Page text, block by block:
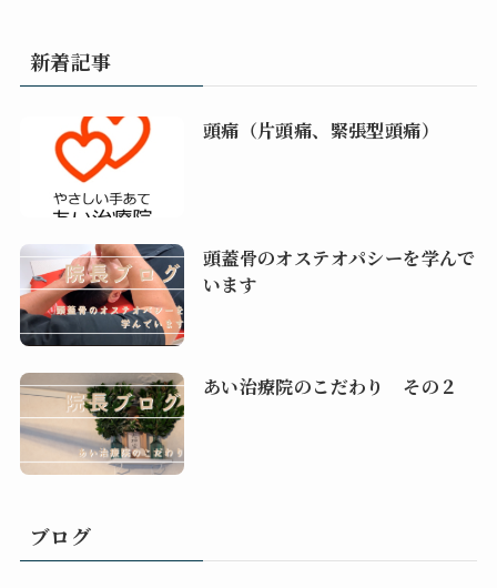
新着記事
頭痛（片頭痛、緊張型頭痛）
頭蓋骨のオステオパシーを学んで
います
あい治療院のこだわり その２
ブログ